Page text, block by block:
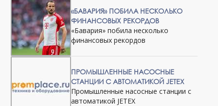
«БАВАРИЯ» ПОБИЛА НЕСКОЛЬКО
ФИНАНСОВЫХ РЕКОРДОВ
«Бавария» побила несколько
финансовых рекордов
ПРОМЫШЛЕННЫЕ НАСОСНЫЕ
СТАНЦИИ С АВТОМАТИКОЙ JETEX
Промышленные насосные станции с
автоматикой JETEX